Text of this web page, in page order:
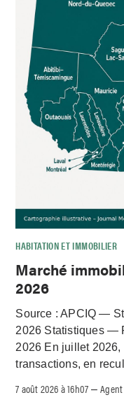
HABITATION ET IMMOBILIER
Marché
2026
Source : APCIQ —
2026 Statistiques —
2026 En juillet
transactions, en recul
7 août 2026 à 16h07 –